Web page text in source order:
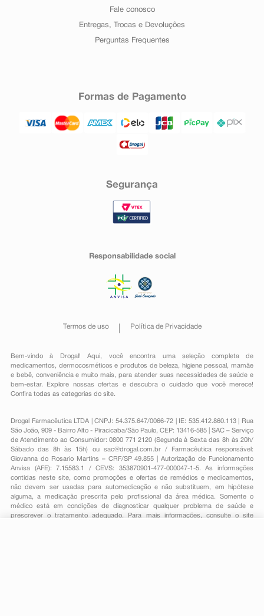
Fale conosco
Entregas, Trocas e Devoluções
Perguntas Frequentes
Formas de Pagamento
Segurança
Responsabilidade social
Termos de uso Política de Privacidade
Bem-vindo à Drogal! Aqui, você encontra uma seleção completa de
medicamentos , dermocosméticos e produtos de beleza, higiene pessoal ,mamãe
e bebê, conveniênciae muito mais, para atender suas necessidades de saúde e
bem-estar. Explore nossas ofertas e descubra o cuidado que você merece!
Confira todas as categorias do site.
Drogal Farmacêutica LTDA | CNPJ: 54.375.647/0066-72 | IE: 535.412.860.113 | Rua
São João, 909 - Bairro Alto - Piracicaba/São Paulo, CEP: 13416-585 | SAC – Serviço
de Atendimento ao Consumidor: 0800 771 2120 (Segunda à Sexta das 8h às 20h/
Sábado das 8h às 15h) ou sac@drogal.com.br/ Farmacêutica responsável:
Giovanna do Rosario Martins – CRF/SP 49.855 | Autorização de Funcionamento
Anvisa (AFE): 7.15583.1 / CEVS: 353870901-477-000047-1-5. As informações
contidas neste site, como promoções e ofertas de remédios e medicamentos,
não devem ser usadas para automedicação e não substituem, em hipótese
alguma, a medicação prescrita pelo profissional da área médica. Somente o
médico está em condições de diagnosticar qualquer problema de saúde e
prescrever o tratamento adequado. Para mais informações, consulte o site